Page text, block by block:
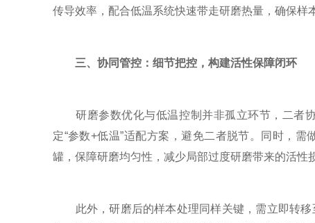
传导效率，配合低温系统快速带走研磨热量，确保样
三、协同管控：细节把控，构建活性保障闭环
研磨参数优化与低温控制并非孤立环节，二者协
定“参数+低温”适配方案，避免二者脱节。同时，
罐，保障研磨均匀性，减少局部过度研磨带来的活性
此外，研磨后的样本处理同样关键，需立即转移